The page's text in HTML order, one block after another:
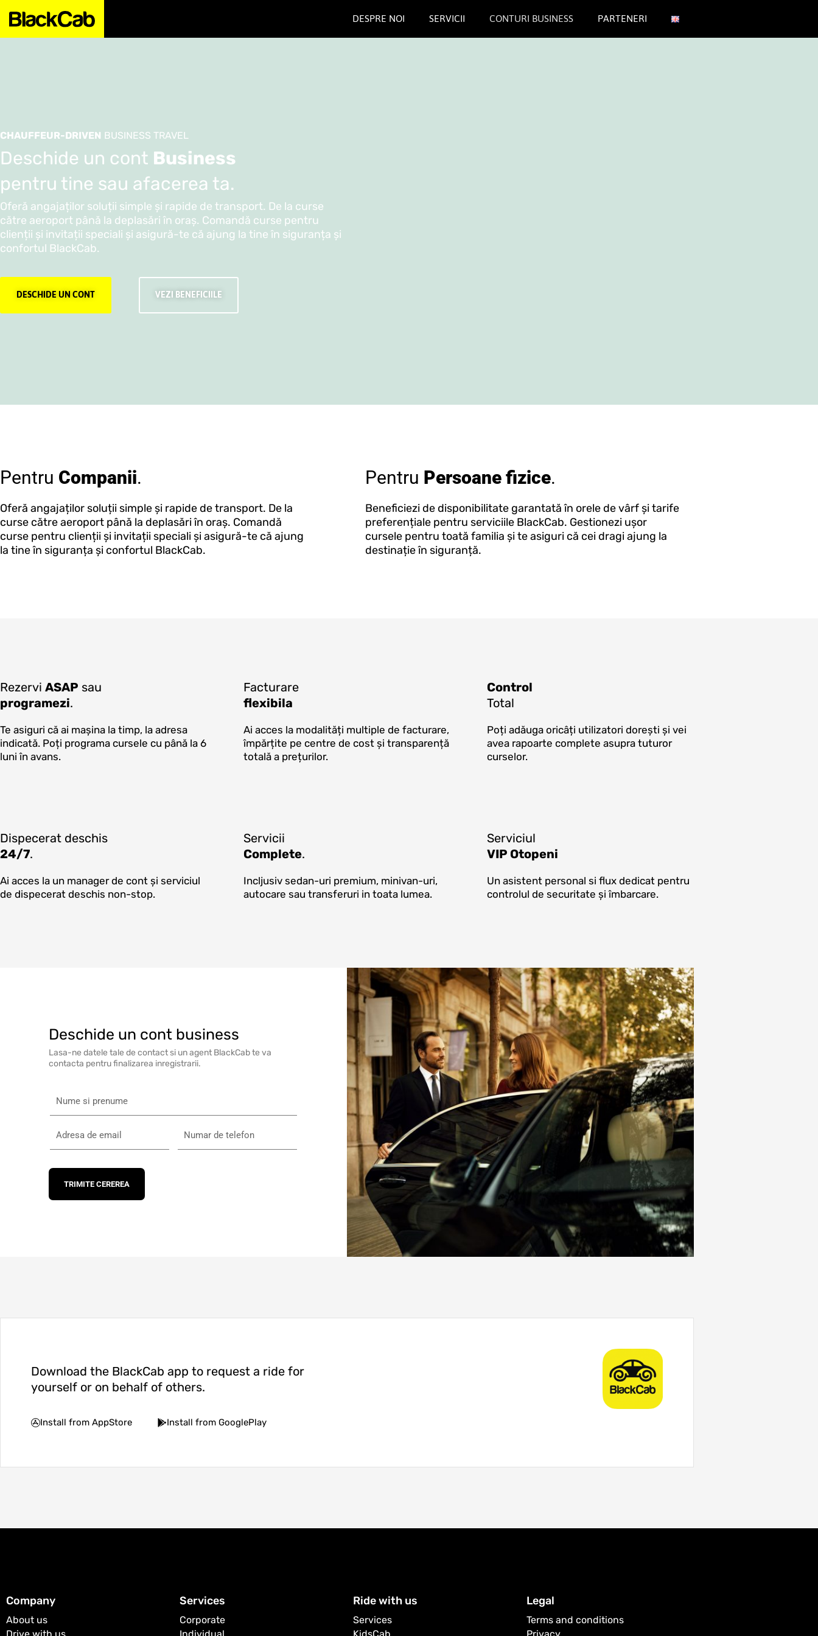
DESPRE NOI SERVICII CONTURI BUSINESS PARTENERI
CHAUFFEUR-DRIVEN BUSINESS TRAVEL
Deschide un cont Business
pentru tine sau afacerea ta.
Oferă angajaților soluții simple și rapide de transport. De la curse
către aeroport până la deplasări în oraș. Comandă curse pentru
clienții și invitații speciali și asigură-te că ajung la tine în siguranța și
confortul BlackCab.
DESCHIDE UN CONT VEZI BENEFICIILE
Pentru Companii.
Oferă angajaților soluții simple și rapide de transport. De la
curse către aeroport până la deplasări în oraș. Comandă
curse pentru clienții și invitații speciali și asigură-te că ajung
la tine în siguranța și confortul BlackCab.
Pentru Persoane fizice.
Beneficiezi de disponibilitate garantată în orele de vârf și tarife
preferențiale pentru serviciile BlackCab. Gestionezi ușor
cursele pentru toată familia și te asiguri că cei dragi ajung la
destinație în siguranță.
Rezervi ASAP sau
programezi.
Te asiguri că ai mașina la timp, la adresa
indicată. Poți programa cursele cu până la 6
luni în avans.
Facturare
flexibila
Ai acces la modalități multiple de facturare,
împărțite pe centre de cost și transparență
totală a prețurilor.
Control
Total
Poți adăuga oricâți utilizatori dorești și vei
avea rapoarte complete asupra tuturor
curselor.
Dispecerat deschis
24/7.
Ai acces la un manager de cont și serviciul
de dispecerat deschis non-stop.
Servicii
Complete.
Incljusiv sedan-uri premium, minivan-uri,
autocare sau transferuri in toata lumea.
Serviciul
VIP Otopeni
Un asistent personal si flux dedicat pentru
controlul de securitate și îmbarcare.
Deschide un cont business
Lasa-ne datele tale de contact si un agent BlackCab te va
contacta pentru finalizarea inregistrarii.
TRIMITE CEREREA
Download the BlackCab app to request a ride for
yourself or on behalf of others.
Install from AppStore Install from GooglePlay
Company
About us
Services
Corporate
Ride with us
Services
Legal
Terms and conditions